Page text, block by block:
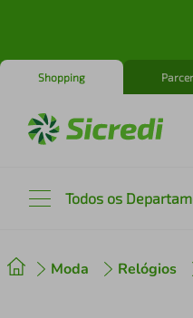
Shopping
Todos os
Moda Relógios